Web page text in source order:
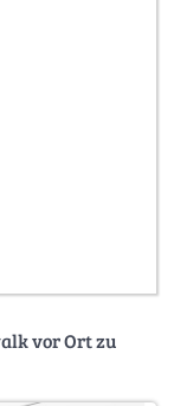
vor Ort zu